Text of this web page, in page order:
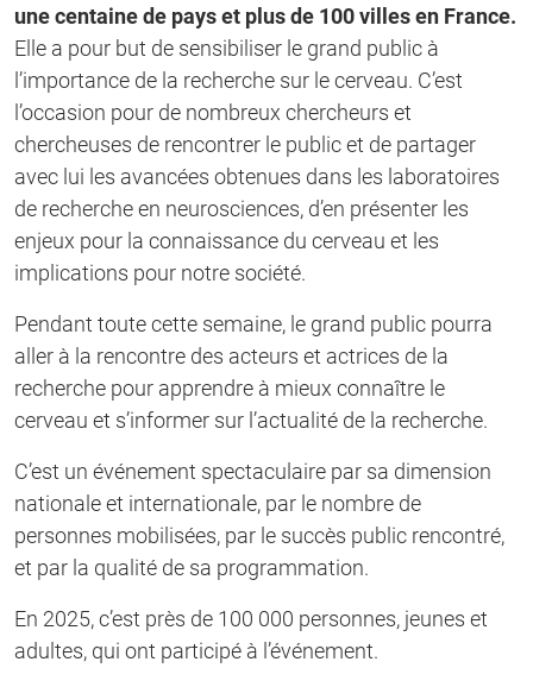
une centaine de pays et plus de 100 villes en France.
Elle a pour but de sensibiliser le grand public à
l’importance de la recherche sur le cerveau. C’est
l’occasion pour de nombreux chercheurs et
chercheuses de rencontrer le public et de partager
avec lui les avancées obtenues dans les laboratoires
de recherche en neurosciences, d’en présenter les
enjeux pour la connaissance du cerveau et les
implications pour notre société.
Pendant toute cette semaine, le grand public pourra
aller à la rencontre des acteurs et actrices de la
recherche pour apprendre à mieux connaître le
cerveau et s’informer sur l’actualité de la recherche.
C’est un événement spectaculaire par sa dimension
nationale et internationale, par le nombre de
personnes mobilisées, par le succès public rencontré,
et par la qualité de sa programmation.
En 2025, c’est près de 100 000 personnes, jeunes et
adultes, qui ont participé à l’événement.